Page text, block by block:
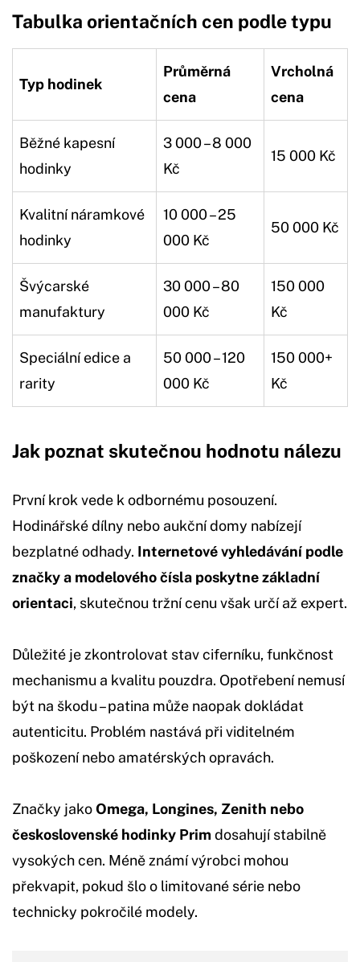
Tabulka orientačních cen podle typu
Typ hodinek
Průměrná
cena
Vrcholná
cena
Běžné kapesní
hodinky
3 000 – 8 000
Kč
15 000 Kč
Kvalitní náramkové
hodinky
10 000 – 25
000 Kč
50 000 Kč
Švýcarské
manufaktury
30 000 – 80
000 Kč
150 000
Kč
Speciální edice a
rarity
50 000 – 120
000 Kč
150 000+
Kč
Jak poznat skutečnou hodnotu nálezu
První krok vede k odbornému posouzení.
Hodinářské dílny nebo aukční domy nabízejí
bezplatné odhady. Internetové vyhledávání podle
značky a modelového čísla poskytne základní
orientaci, skutečnou tržní cenu však určí až expert.
Důležité je zkontrolovat stav ciferníku, funkčnost
mechanismu a kvalitu pouzdra. Opotřebení nemusí
být na škodu – patina může naopak dokládat
autenticitu. Problém nastává při viditelném
poškození nebo amatérských opravách.
Značky jakoOmega, Longines, Zenith nebo
československé hodinky Primdosahují stabilně
vysokých cen. Méně známí výrobci mohou
překvapit, pokud šlo o limitované série nebo
technicky pokročilé modely.